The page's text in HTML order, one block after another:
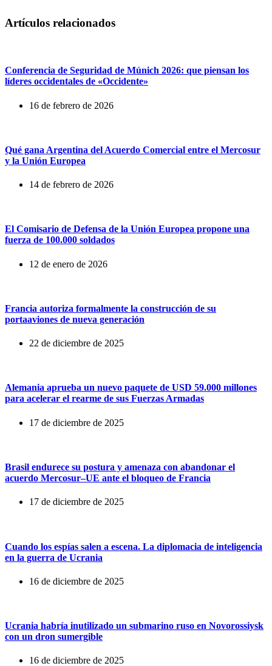
Artículos relacionados
Conferencia de Seguridad de Múnich 2026: que piensan los
líderes occidentales de «Occidente»
16 de febrero de 2026
Qué gana Argentina del Acuerdo Comercial entre el Mercosur
y la Unión Europea
14 de febrero de 2026
El Comisario de Defensa de la Unión Europea propone una
fuerza de 100.000 soldados
12 de enero de 2026
Francia autoriza formalmente la construcción de su
portaaviones de nueva generación
22 de diciembre de 2025
Alemania aprueba un nuevo paquete de USD 59.000 millones
para acelerar el rearme de sus Fuerzas Armadas
17 de diciembre de 2025
Brasil endurece su postura y amenaza con abandonar el
acuerdo Mercosur–UE ante el bloqueo de Francia
17 de diciembre de 2025
Cuando los espías salen a escena. La diplomacia de inteligencia
en la guerra de Ucrania
16 de diciembre de 2025
Ucrania habría inutilizado un submarino ruso en Novorossiysk
con un dron sumergible
16 de diciembre de 2025